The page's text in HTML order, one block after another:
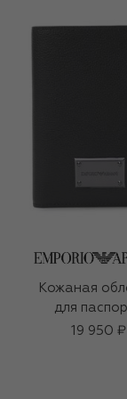
Кожаная
для
19 950 ₽